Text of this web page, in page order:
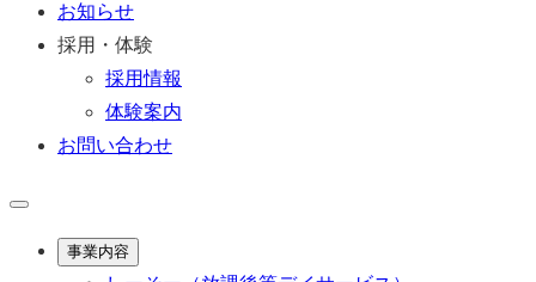
お知らせ
採用・体験
採用情報
体験案内
お問い合わせ
事業内容